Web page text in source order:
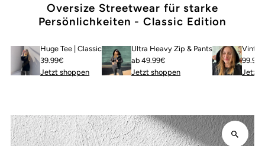
Oversize Streetwear für starke
Persönlichkeiten - Classic Edition
Huge Tee | Classic
39.99€
Jetzt shoppen
Ultra Heavy Zip & Pants
ab 49.99€
Jetzt shoppen
99.99€
Jetzt